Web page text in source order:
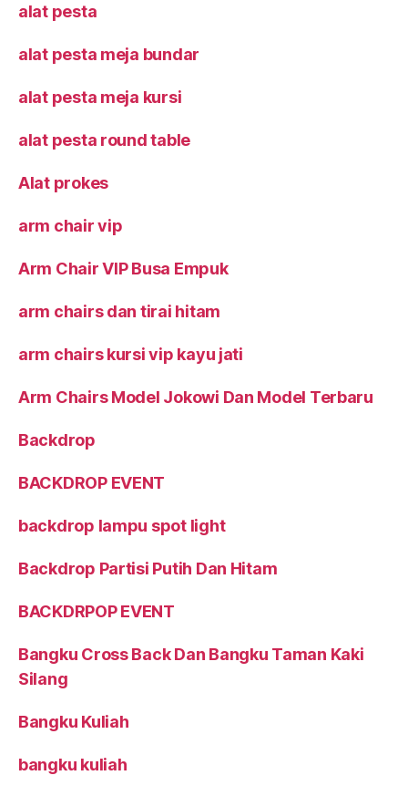
alat pesta
alat pesta meja bundar
alat pesta meja kursi
alat pesta round table
Alat prokes
arm chair vip
Arm Chair VIP Busa Empuk
arm chairs dan tirai hitam
arm chairs kursi vip kayu jati
Arm Chairs Model Jokowi Dan Model Terbaru
Backdrop
BACKDROP EVENT
backdrop lampu spot light
Backdrop Partisi Putih Dan Hitam
BACKDRPOP EVENT
Bangku Cross Back Dan Bangku Taman Kaki
Silang
Bangku Kuliah
bangku kuliah